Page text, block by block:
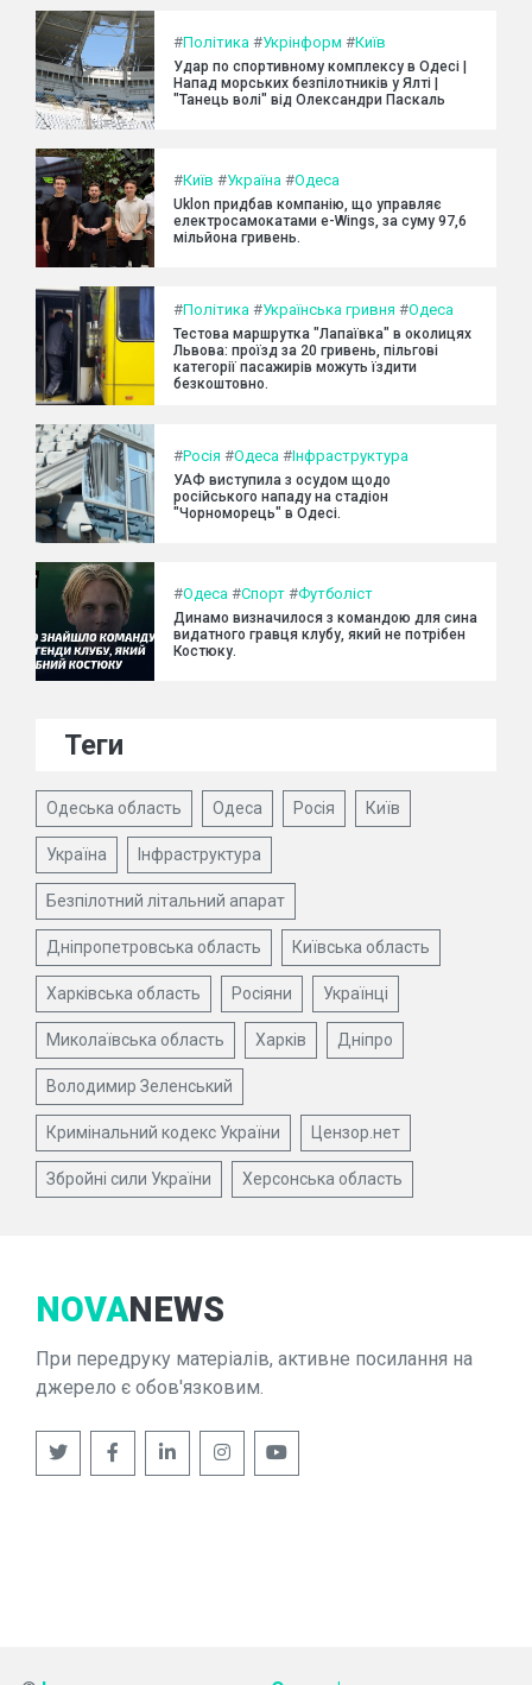
#Політика #Укрінформ #Київ
Удар по спортивному комплексу в Одесі |
Напад морських безпілотників у Ялті |
"Танець волі" від Олександри Паскаль
#Київ #Україна #Одеса
Uklon придбав компанію, що управляє
електросамокатами e-Wings, за суму 97,6
мільйона гривень.
#Політика #Українська гривня #Одеса
Тестова маршрутка "Лапаївка" в околицях
Львова: проїзд за 20 гривень, пільгові
категорії пасажирів можуть їздити
безкоштовно.
#Росія #Одеса #Інфраструктура
УАФ виступила з осудом щодо
російського нападу на стадіон
"Чорноморець" в Одесі.
#Одеса #Спорт #Футболіст
Динамо визначилося з командою для сина
видатного гравця клубу, який не потрібен
Костюку.
Теги
Одеська область Одеса Росія Київ
Україна Інфраструктура
Безпілотний літальний апарат
Дніпропетровська область Київська область
Харківська область Росіяни Українці
Миколаївська область Харків Дніпро
Володимир Зеленський
Кримінальний кодекс України Цензор.нет
Збройні сили України Херсонська область
NOVANEWS
При передруку матеріалів, активне посилання на
джерело є обов'язковим.